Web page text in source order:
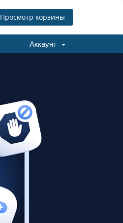
Просмотр корзины
Аккаунт